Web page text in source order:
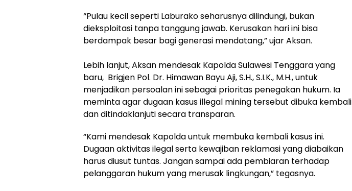
“Pulau kecil seperti Laburako seharusnya dilindungi, bukan
dieksploitasi tanpa tanggung jawab. Kerusakan hari ini bisa
berdampak besar bagi generasi mendatang,” ujar Aksan.
‎Lebih lanjut, Aksan mendesak Kapolda Sulawesi Tenggara yang
baru, Brigjen Pol. Dr. Himawan Bayu Aji, S.H., S.I.K., M.H., untuk
menjadikan persoalan ini sebagai prioritas penegakan hukum. Ia
meminta agar dugaan kasus illegal mining tersebut dibuka kembali
dan ditindaklanjuti secara transparan.
‎“Kami mendesak Kapolda untuk membuka kembali kasus ini.
Dugaan aktivitas ilegal serta kewajiban reklamasi yang diabaikan
harus diusut tuntas. Jangan sampai ada pembiaran terhadap
pelanggaran hukum yang merusak lingkungan,” tegasnya.